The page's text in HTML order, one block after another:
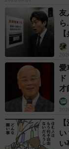
友
ら
愛
才
い
い